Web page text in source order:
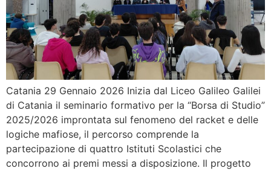
Catania 29 Gennaio 2026 Inizia dal Liceo Galileo Galilei
di Catania il seminario formativo per la “Borsa di Studio”
2025/2026 improntata sul fenomeno del racket e delle
logiche mafiose, il percorso comprende la
partecipazione di quattro Istituti Scolastici che
concorrono ai premi messi a disposizione. Il progetto